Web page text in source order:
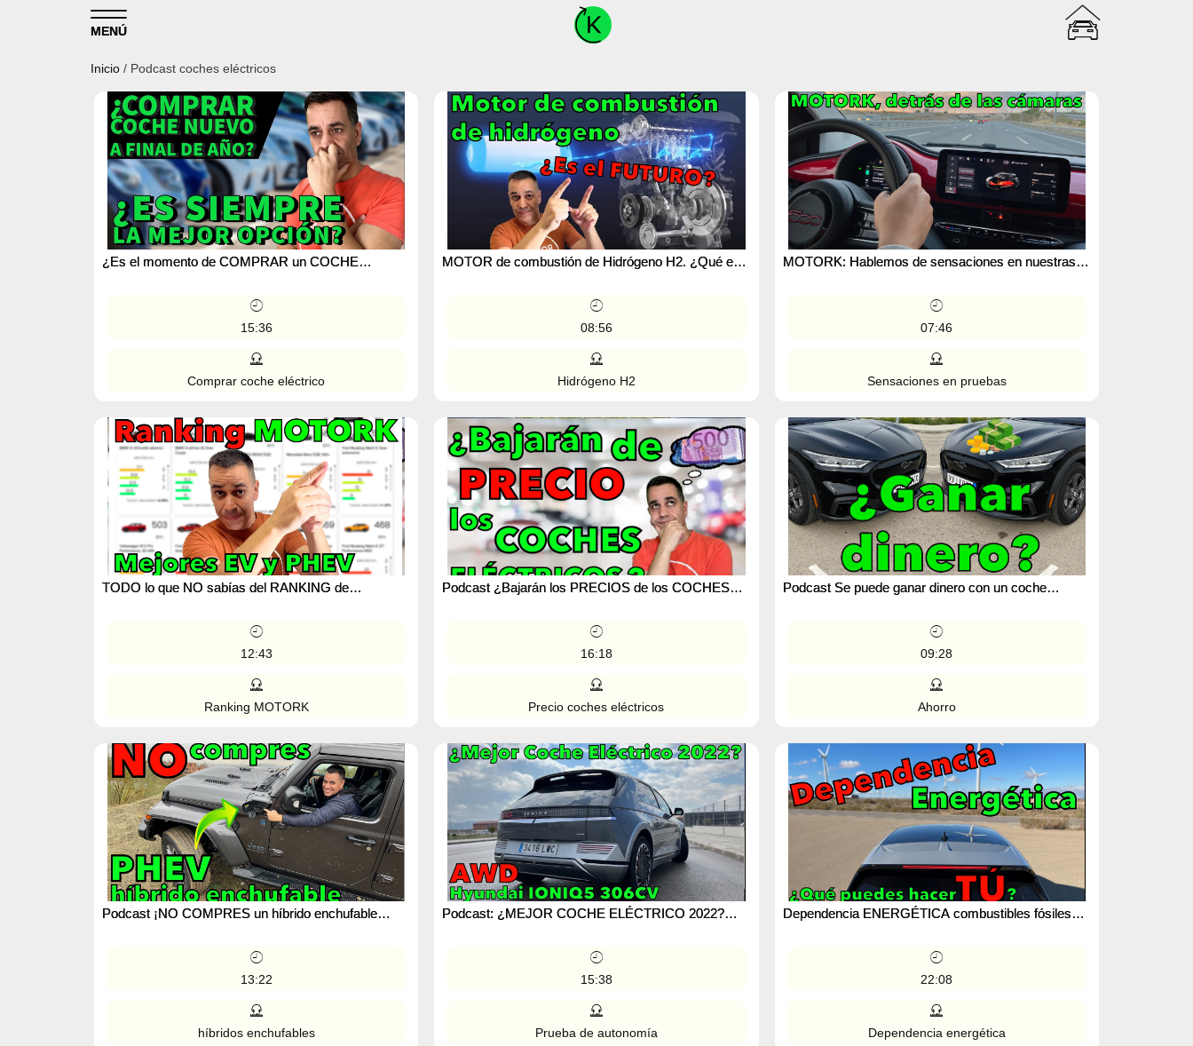
MENÚ
Inicio / Podcast coches eléctricos
¿Es el momento de COMPRAR un COCHE
15:36
Comprar coche eléctrico
MOTOR de combustión de Hidrógeno H2. ¿Qué es?
08:56
Hidrógeno H2
MOTORK: Hablemos de sensaciones en nuestras
07:46
Sensaciones en pruebas
TODO lo que NO sabías del RANKING de
12:43
Ranking MOTORK
Podcast ¿Bajarán los PRECIOS de los COCHES
16:18
Precio coches eléctricos
Podcast Se puede ganar dinero con un coche
09:28
Ahorro
Podcast ¡NO COMPRES un híbrido enchufable
13:22
híbridos enchufables
Podcast: ¿MEJOR COCHE ELÉCTRICO 2022?
15:38
Prueba de autonomía
Dependencia ENERGÉTICA combustibles fósiles
22:08
Dependencia energética